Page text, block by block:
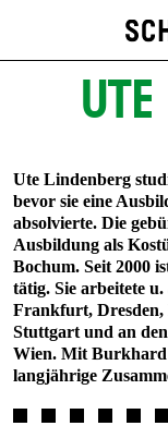
Ute Lindenberg
bevor sie eine
absolvierte. Die
Ausbildung als
Bochum. Seit 2000
tätig. Sie arbeitete
Frankfurt, Dresden,
Stuttgart und an
Wien. Mit Burkhard
langjährige